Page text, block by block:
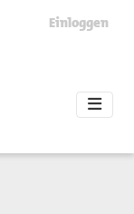
Einloggen